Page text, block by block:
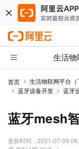
生活物
首页 生活物联网平台（
蓝牙设备开发
蓝牙
蓝牙mesh
更新时间： 2021-07-09